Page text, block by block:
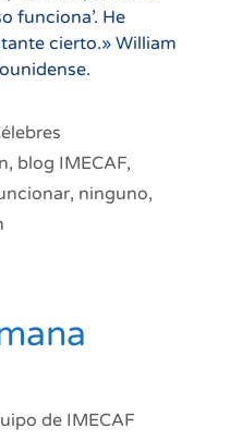
funciona’. He
cierto.» William
, blog IMECAF,
, ninguno,
de IMECAF